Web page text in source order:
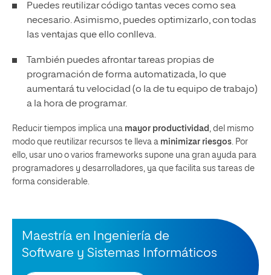
Puedes reutilizar código tantas veces como sea
necesario. Asimismo, puedes optimizarlo, con todas
las ventajas que ello conlleva.
También puedes afrontar tareas propias de
programación de forma automatizada, lo que
aumentará tu velocidad (o la de tu equipo de trabajo)
a la hora de programar.
Reducir tiempos implica una mayor productividad , del mismo
modo que reutilizar recursos te lleva a minimizar riesgos . Por
ello, usar uno o varios frameworks supone una gran ayuda para
programadores y desarrolladores, ya que facilita sus tareas de
forma considerable.
Maestría en Ingeniería de
Software y Sistemas Informáticos